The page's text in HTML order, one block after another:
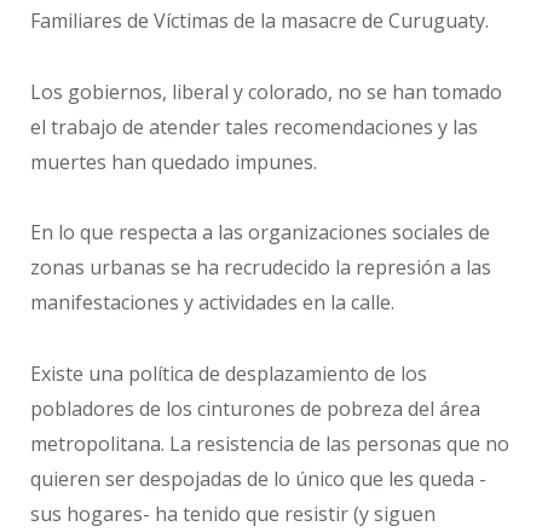
Familiares de Víctimas de la masacre de Curuguaty.
Los gobiernos, liberal y colorado, no se han tomado
el trabajo de atender tales recomendaciones y las
muertes han quedado impunes.
En lo que respecta a las organizaciones sociales de
zonas urbanas se ha recrudecido la represión a las
manifestaciones y actividades en la calle.
Existe una política de desplazamiento de los
pobladores de los cinturones de pobreza del área
metropolitana. La resistencia de las personas que no
quieren ser despojadas de lo único que les queda -
sus hogares- ha tenido que resistir (y siguen